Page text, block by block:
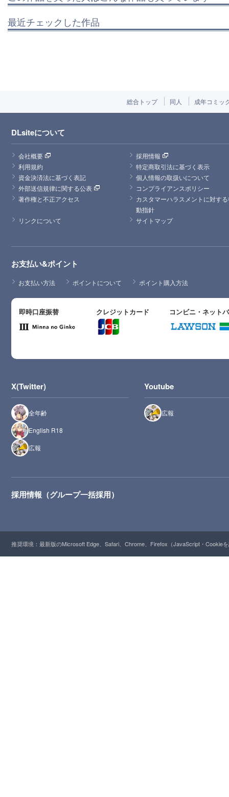
最近チェックした作品
総合トップ 同人 成年コミッ
DLsiteについて
会社概要
採用情報
利用規約
特定商取引法に基づく表示
資金決済法に基づく表記
個人情報の取扱いについて
外部送信規律に関する公表
コンプライアンスポリシー
著作権と不正アクセス
カスタマーハラスメントに対す
動指針
リンクについて
サイトマップ
お支払い&ポイント
お支払い方法 ポイントについて ポイント購入方法
即時口座振替 クレジットカード コンビニ・ネット
X(Twitter)
全年齢
English R18
広報
Youtube
広報
採用情報（グループ一括採用）
推奨環境：最新版のMicrosoft Edge、Safari、Chrome、Firefox（JavaScript・Cookie